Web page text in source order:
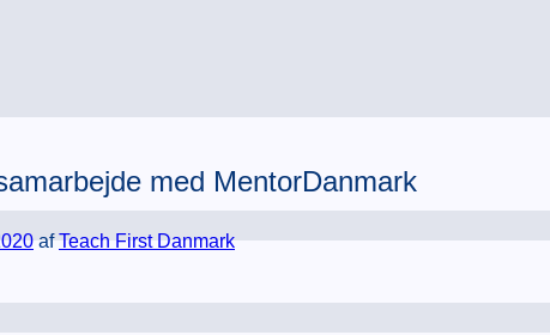
med MentorDanmark
afTeach First Danmark